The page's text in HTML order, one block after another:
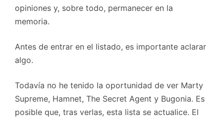
opiniones y, sobre todo, permanecer en la
memoria.
Antes de entrar en el listado, es importante aclarar
algo.
Todavía no he tenido la oportunidad de ver Marty
Supreme, Hamnet, The Secret Agent y Bugonia. Es
posible que, tras verlas, esta lista se actualice. El